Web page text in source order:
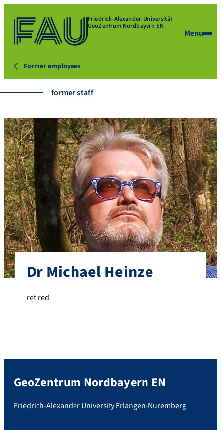
Friedrich-Alexander-Universität
GeoZentrum Nordbayern EN
Menu
Former employees
former staff
Dr Michael Heinze
retired
GeoZentrum Nordbayern EN
Friedrich-Alexander University Erlangen-Nuremberg